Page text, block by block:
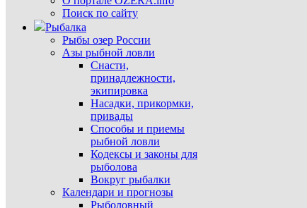
Поиск по сайту
Рыбалка
Рыбы озер России
Азы рыбной ловли
Снасти,
принадлежности,
экипировка
Насадки, прикормки,
привады
Способы и приемы
рыбной ловли
Кодексы и законы для
рыболова
Вокруг рыбалки
Календари и прогнозы
Рыболовный